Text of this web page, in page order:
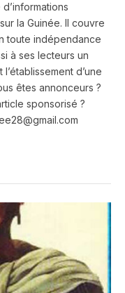
la Guinée. Il couvre
toute indépendance
à ses lecteurs un
d’une
êtes annonceurs ?
sponsorisé ?